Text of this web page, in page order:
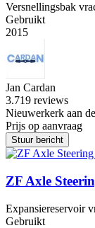
Versnellingsbak
Gebruikt
2015
Jan Cardan
3.719 reviews
Nieuwerkerk aan
Prijs op aanvraag
Stuur bericht
ZF Axle
Expansiereservoir
Gebruikt